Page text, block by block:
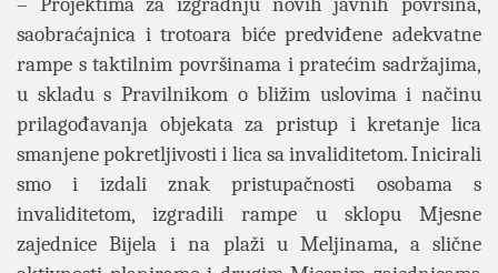
saobraćajnica i trotoara biće predviđene adekvatne
rampe s taktilnim površinama i pratećim sadržajima,
u skladu s Pravilnikom o bližim uslovima i načinu
prilagođavanja objekata za pristup i kretanje lica
smanjene pokretljivosti i lica sa invaliditetom. Inicirali
smo i izdali znak pristupačnosti osobama s
invaliditetom, izgradili rampe u sklopu Mjesne
zajednice Bijela i na plaži u Meljinama, a slične